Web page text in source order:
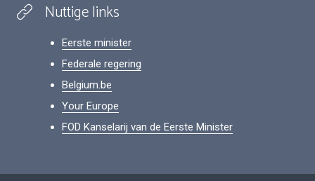
Nuttige links
Eerste minister
Federale regering
Belgium.be
Your Europe
FOD Kanselarij van de Eerste Minister